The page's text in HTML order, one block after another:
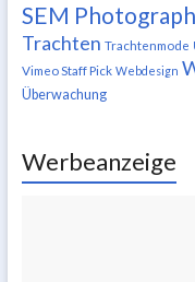
SEM
Trachten Trachtenmode
Vimeo Staff Pick Webdesign
Überwachung
Werbeanzeige